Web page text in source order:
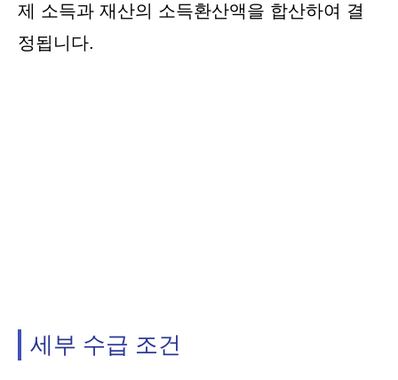
제 소득과 재산의 소득환산액을 합산하여 결
정됩니다.
세부 수급 조건